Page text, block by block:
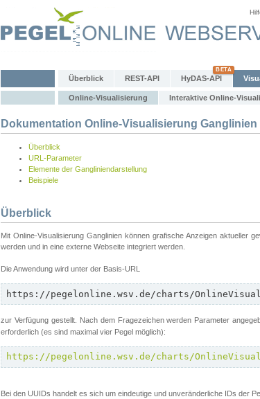
Überblick REST-API HyDAS-API
Online-Visualisierung Interaktive Online-
Dokumentation Online-Visualisierung Ganglinien
Überblick
URL-Parameter
Elemente der Gangliniendarstellung
Beispiele
Überblick
Mit Online-Visualisierung Ganglinien können grafische Anzeigen aktueller
werden und in eine externe Webseite integriert werden.
Die Anwendung wird unter der Basis-URL
https://pegelonline.wsv.de/charts/
zur Verfügung gestellt. Nach dem Fragezeichen werden Parameter
erforderlich (es sind maximal vier Pegel möglich):
https://pegelonline.wsv.de/charts/
Bei den UUIDs handelt es sich um eindeutige und unveränderliche IDs der